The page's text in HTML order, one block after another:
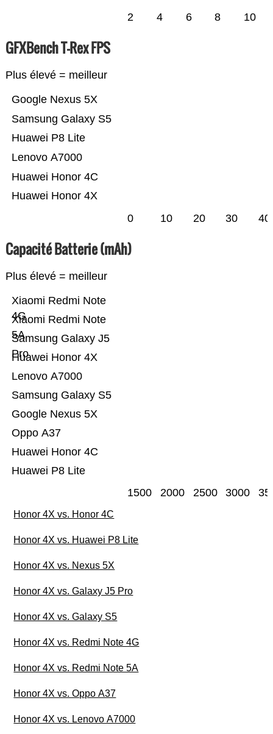
2 4 6 8 10
GFXBench T-Rex FPS
Plus élevé = meilleur
Huawei Honor 4X
Huawei Honor 4C
Lenovo A7000
Huawei P8 Lite
Samsung Galaxy S5
Google Nexus 5X
0 10 20 30 40
Capacité Batterie (mAh)
Plus élevé = meilleur
Huawei P8 Lite
Huawei Honor 4C
Oppo A37
Google Nexus 5X
Samsung Galaxy S5
Lenovo A7000
Huawei Honor 4X
Samsung Galaxy J5
Pro
Xiaomi Redmi Note
5A
Xiaomi Redmi Note
4G
1500 2000 2500 3000
Honor 4X vs. Honor 4C
Honor 4X vs. Huawei P8 Lite
Honor 4X vs. Nexus 5X
Honor 4X vs. Galaxy J5 Pro
Honor 4X vs. Galaxy S5
Honor 4X vs. Redmi Note 4G
Honor 4X vs. Redmi Note 5A
Honor 4X vs. Oppo A37
Honor 4X vs. Lenovo A7000